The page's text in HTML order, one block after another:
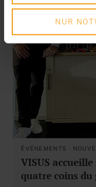
NUR
ÉVÉNEMENTS ·
VISUS
quatre coins du